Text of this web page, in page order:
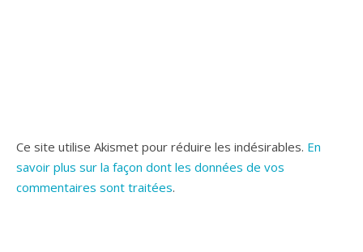
Ce site utilise Akismet pour réduire les indésirables. En
savoir plus sur la façon dont les données de vos
commentaires sont traitées.